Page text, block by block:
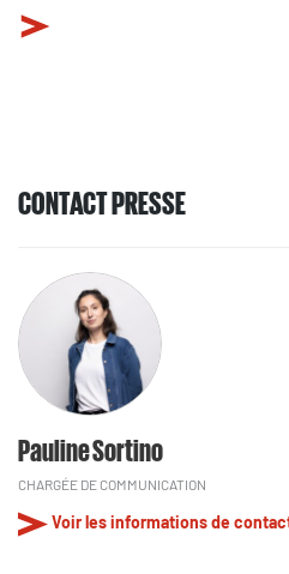
CONTACT PRESSE
Pauline Sortino
CHARGÉE DE COMMUNICATION
Voir les informations de